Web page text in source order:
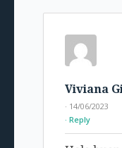
Viviana
· 14/06/2023
Reply